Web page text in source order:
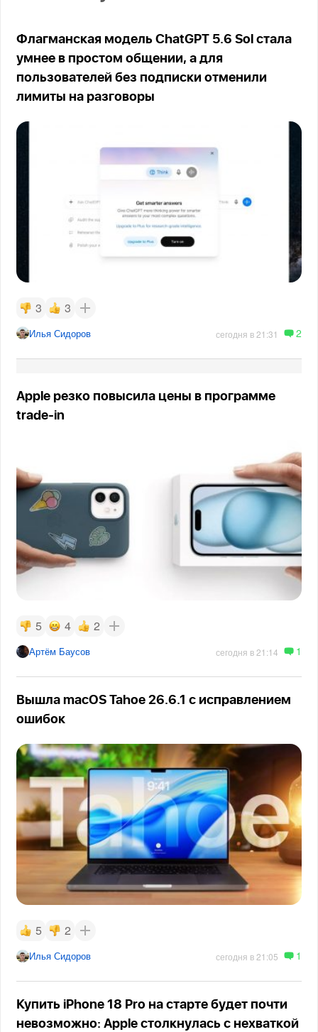
Флагманская модель ChatGPT 5.6 Sol стала
умнее в простом общении, а для
пользователей без подписки отменили
лимиты на разговоры
3 3
Илья Сидоров сегодня в 21:31 2
Apple резко повысила цены в программе
trade-in
5 4 2
Артём Баусов сегодня в 21:14 1
Вышла macOS Tahoe 26.6.1 с исправлением
ошибок
5 2
Илья Сидоров сегодня в 21:05 1
Купить iPhone 18 Pro на старте будет почти
невозможно: Apple столкнулась с нехваткой